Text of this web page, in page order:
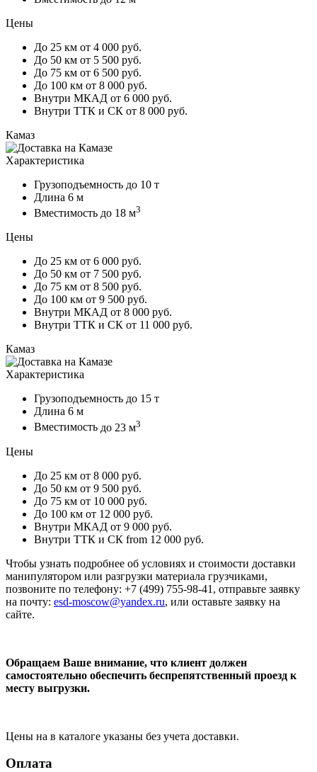
Цены
До 25 км от 4 000 руб.
До 50 км от 5 500 руб.
До 75 км от 6 500 руб.
До 100 км от 8 000 руб.
Внутри МКАД от 6 000 руб.
Внутри ТТК и СК от 8 000 руб.
Камаз
Характеристика
Грузоподъемность до 10 т
Длина 6 м
Вместимость до 18 м3
Цены
До 25 км от 6 000 руб.
До 50 км от 7 500 руб.
До 75 км от 8 500 руб.
До 100 км от 9 500 руб.
Внутри МКАД от 8 000 руб.
Внутри ТТК и СК от 11 000 руб.
Камаз
Характеристика
Грузоподъемность до 15 т
Длина 6 м
Вместимость до 23 м3
Цены
До 25 км от 8 000 руб.
До 50 км от 9 500 руб.
До 75 км от 10 000 руб.
До 100 км от 12 000 руб.
Внутри МКАД от 9 000 руб.
Внутри ТТК и СК from 12 000 руб.
Чтобы узнать подробнее об условиях и стоимости доставки
манипулятором или разгрузки материала грузчиками,
позвоните по телефону: +7 (499) 755-98-41, отправьте заявку
на почту: esd-moscow@yandex.ru, или оставьте заявку на
сайте.
Обращаем Ваше внимание, что клиент должен
самостоятельно обеспечить беспрепятственный проезд к
месту выгрузки.
Цены на в каталоге указаны без учета доставки.
Оплата